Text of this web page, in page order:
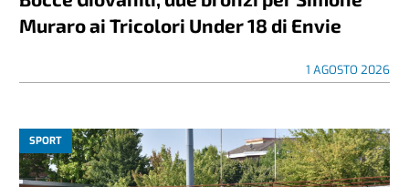
Muraro ai Tricolori Under 18 di Envie
1 AGOSTO 2026
SPORT